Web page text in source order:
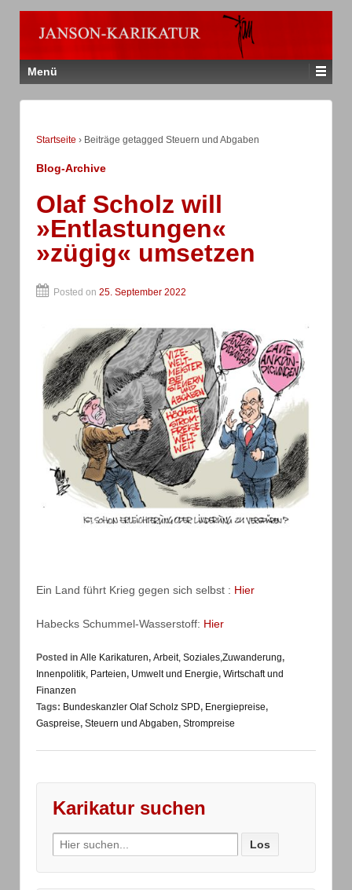
Menü
Startseite › Beiträge getagged Steuern und Abgaben
Blog-Archive
Olaf Scholz will
»Entlastungen«
»zügig« umsetzen
Posted on 25. September 2022
Ein Land führt Krieg gegen sich selbst : Hier
Habecks Schummel-Wasserstoff: Hier
Posted in Alle Karikaturen, Arbeit, Soziales,Zuwanderung,
Innenpolitik, Parteien, Umwelt und Energie, Wirtschaft und
Finanzen
Tags: Bundeskanzler Olaf Scholz SPD, Energiepreise,
Gaspreise, Steuern und Abgaben, Strompreise
Karikatur suchen
Search
for: